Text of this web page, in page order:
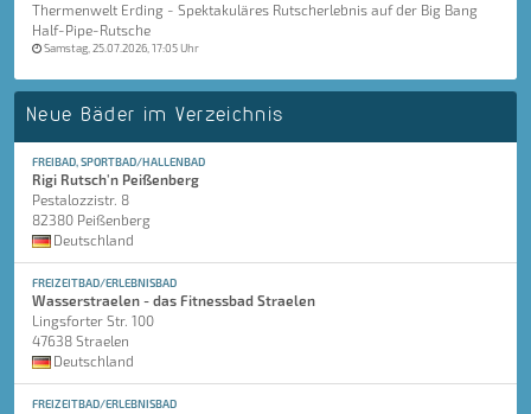
Thermenwelt Erding - Spektakuläres Rutscherlebnis auf der Big Bang
Half-Pipe-Rutsche
Samstag, 25.07.2026, 17:05 Uhr
Neue Bäder im Verzeichnis
FREIBAD, SPORTBAD/HALLENBAD
Rigi Rutsch'n Peißenberg
Pestalozzistr. 8
82380 Peißenberg
Deutschland
FREIZEITBAD/ERLEBNISBAD
Wasserstraelen - das Fitnessbad Straelen
Lingsforter Str. 100
47638 Straelen
Deutschland
FREIZEITBAD/ERLEBNISBAD